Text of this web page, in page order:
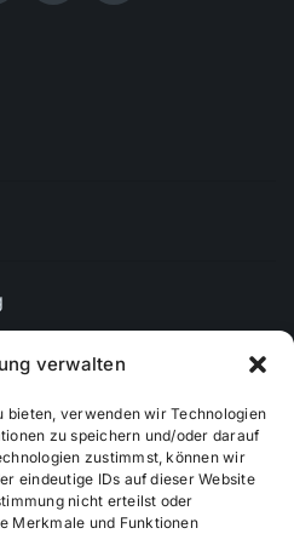
verwalten
bieten, verwenden wir Technologien
zu speichern und/oder darauf
zustimmst, können wir
eindeutige IDs auf dieser Website
nicht erteilst oder
Merkmale und Funktionen